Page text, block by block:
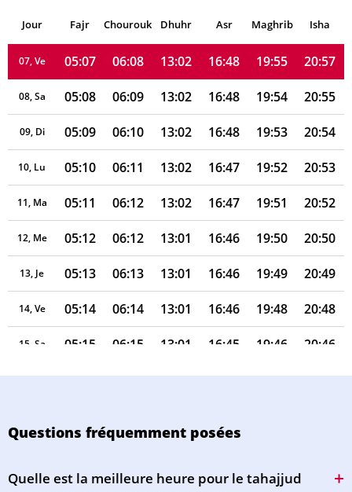
Jour Fajr Chourouk Dhuhr Asr Maghrib Isha
06, Je 05:06 06:08 13:02 16:49 19:56 20:58
07, Ve 05:07 06:08 13:02 16:48 19:55 20:57
08, Sa 05:08 06:09 13:02 16:48 19:54 20:55
09, Di 05:09 06:10 13:02 16:48 19:53 20:54
10, Lu 05:10 06:11 13:02 16:47 19:52 20:53
11, Ma 05:11 06:12 13:02 16:47 19:51 20:52
12, Me 05:12 06:12 13:01 16:46 19:50 20:50
13, Je 05:13 06:13 13:01 16:46 19:49 20:49
14, Ve 05:14 06:14 13:01 16:46 19:48 20:48
15, Sa 05:15 06:15 13:01 16:45 19:46 20:46
16, Di 05:16 06:16 13:01 16:45 19:45 20:45
19, Me 05:19 06:18 13:00 16:43 19:41
Questions fréquemment posées
Quelle est la meilleure heure pour le tahajjud